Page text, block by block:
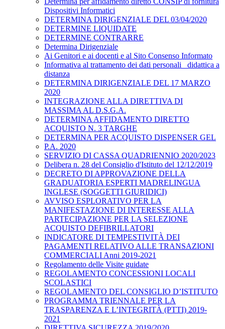
Dispositivi Informatici
DETERMINA DIRIGENZIALE DEL 03/04/2020
DETERMINE LIQUIDATE
DETERMINE CONTRARRE
Determina Dirigenziale
Ai Genitori e ai docenti e al Sito Consenso Informato
Informativa al trattamento dei dati personali _didattica a
distanza
DETERMINA DIRIGENZIALE DEL 17 MARZO
2020
INTEGRAZIONE ALLA DIRETTIVA DI
MASSIMA AL D.S.G.A.
DETERMINA AFFIDAMENTO DIRETTO
ACQUISTO N. 3 TARGHE
DETERMINA PER ACQUISTO DISPENSER GEL
P.A. 2020
SERVIZIO DI CASSA QUADRIENNIO 2020/2023
Delibera n. 28 del Consiglio d'Istituto del 12/12/2019
DECRETO DI APPROVAZIONE DELLA
GRADUATORIA ESPERTI MADRELINGUA
INGLESE (SOGGETTI GIURIDICI)
AVVISO ESPLORATIVO PER LA
MANIFESTAZIONE DI INTERESSE ALLA
PARTECIPAZIONE PER LA SELEZIONE
ACQUISTO DEFIBRILLATORI
INDICATORE DI TEMPESTIVITÀ DEI
PAGAMENTI RELATIVO ALLE TRANSAZIONI
COMMERCIALI Anni 2019-2021
Regolamento delle Visite guidate
REGOLAMENTO CONCESSIONI LOCALI
SCOLASTICI
REGOLAMENTO DEL CONSIGLIO D’ISTITUTO
PROGRAMMA TRIENNALE PER LA
TRASPARENZA E L’INTEGRITÀ (PTTI) 2019-
2021